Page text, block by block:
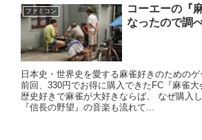
ファミコン
コーエーの『
なったので調
日本史・世界史を愛する麻雀好きのための
前回、330円でお得に購入できたFC『麻雀
歴史好きで麻雀が大好きならば、 なぜ購入
『信長の野望』の音楽も流れて...